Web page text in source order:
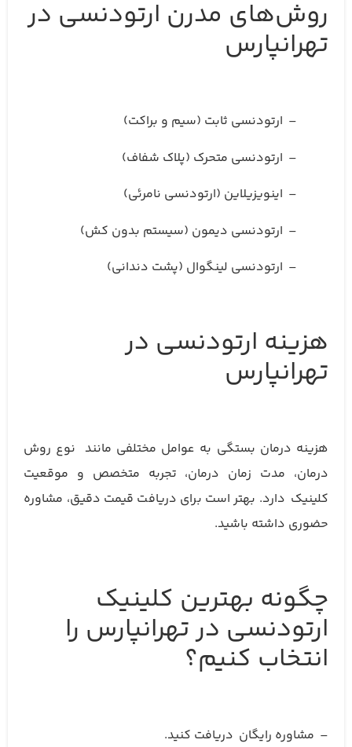
روش‌های مدرن ارتودنسی در
تهرانپارس
– ارتودنسی ثابت (سیم و براکت)
– ارتودنسی متحرک (پلاک شفاف)
– اینویزیلاین (ارتودنسی نامرئی)
– ارتودنسی دیمون (سیستم بدون کش)
– ارتودنسی لینگوال (پشت دندانی)
هزینه ارتودنسی در
تهرانپارس
هزینه درمان بستگی به عوامل مختلفی مانند نوع روش
درمان، مدت زمان درمان، تجربه متخصص و موقعیت
کلینیک دارد. بهتر است برای دریافت قیمت دقیق، مشاوره
حضوری داشته باشید.
چگونه بهترین کلینیک
ارتودنسی در تهرانپارس را
انتخاب کنیم؟
– مشاوره رایگان دریافت کنید.